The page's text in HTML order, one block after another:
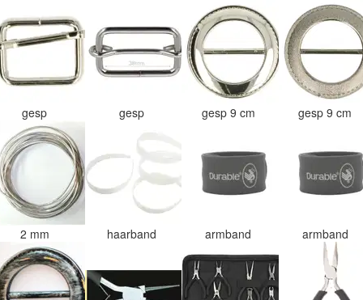
gesp gesp gesp 9 cm gesp 9 cm
2 mm haarband armband armband